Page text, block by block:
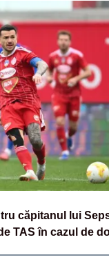
căpitanul lui
TAS în cazul de